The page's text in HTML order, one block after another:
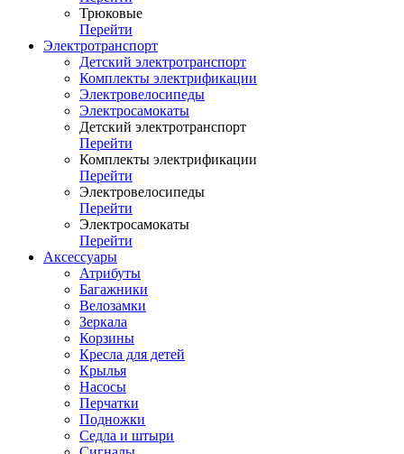
Трюковые
Перейти
Электротранспорт
Детский электротранспорт
Комплекты электрификации
Электровелосипеды
Электросамокаты
Детский электротранспорт
Перейти
Комплекты электрификации
Перейти
Электровелосипеды
Перейти
Электросамокаты
Перейти
Аксессуары
Атрибуты
Багажники
Велозамки
Зеркала
Корзины
Кресла для детей
Крылья
Насосы
Перчатки
Подножки
Седла и штыри